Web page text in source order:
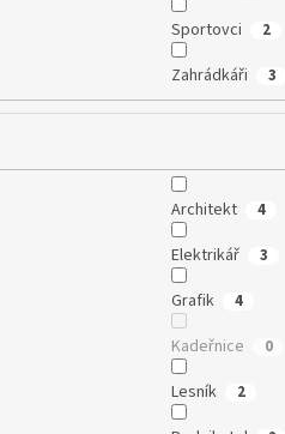
Sportovci 2
Zahrádkáři 3
Architekt 4
Elektrikář 3
Grafik 4
Kadeřnice 0
Lesník 2